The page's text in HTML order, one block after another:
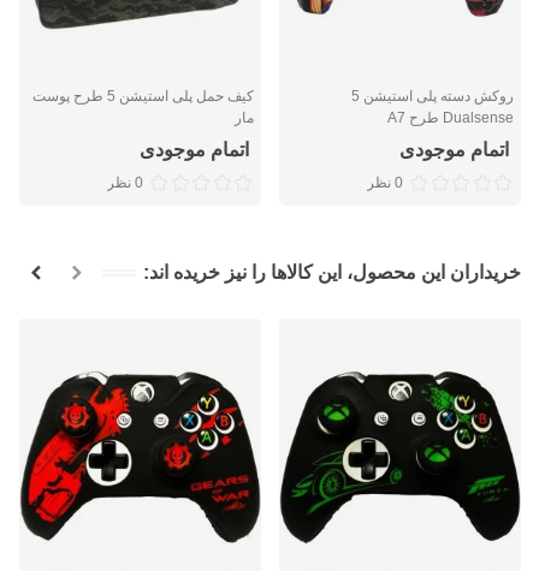
روکش دسته پلی استیشن 5
Dualsense طرح A7
اتمام موجودی
0 نظر
کیف حمل پلی استیشن 5 طرح پوست
مار
اتمام موجودی
0 نظر
خریداران این محصول، این کالاها را نیز خریده اند: